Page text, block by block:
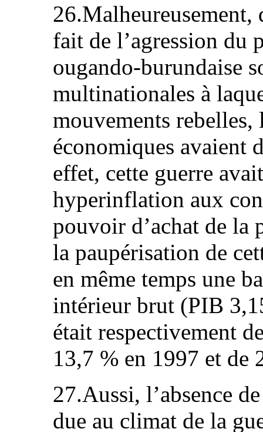
fait de l’agression du
ougando-burundaise
multinationales à
mouvements
économiques avaient
effet, cette guerre
hyperinflation aux
pouvoir d’achat de la
la paupérisation de
en même temps une
intérieur brut (PIB
était respectivement
13,7 % en 1997 et
27.Aussi, l’absence
due au climat de la